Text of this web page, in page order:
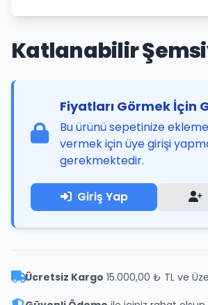
Katlanabilir
Fiyatları Görmek İçin
Bu ürünü sepetinize
vermek için üye girişi
gerekmektedir.
Giriş Yap
Ücretsiz Kargo 15.000,00 ₺ TL ve